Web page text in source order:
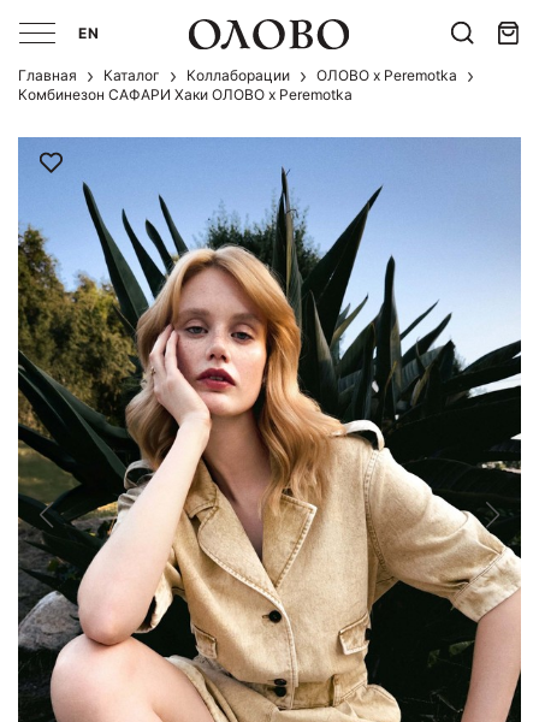
EN
Главная Каталог Коллаборации
ОЛОВО х Peremotka
Комбинезон САФАРИ Хаки ОЛОВО х Peremotka